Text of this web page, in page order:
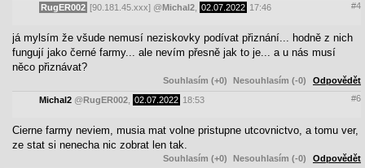
RugER002 [90.181.45.xxx] @Michal2 02.07.2022 17:46 #4
já mylsím že všude nemusí neziskovky podívat přiznání... hodně z nich
fungují jako černé farmy... ale nevím přesně jak to je... a u nás musí
něco přiznávat?
Souhlasím (+0) Nesouhlasím (-0) Odpovědět
Michal2 @RugER002 02.07.2022 18:53 #6
Cierne farmy neviem, musia mat volne pristupne utcovnictvo, a tomu ver,
ze stat si nenecha nic zobrat len tak.
Souhlasím (+0) Nesouhlasím (-0) Odpovědět